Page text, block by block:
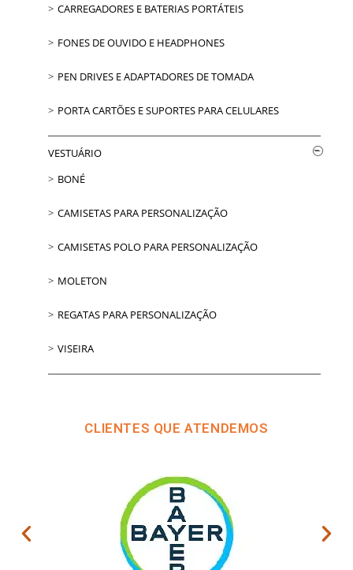
CARREGADORES E BATERIAS PORTÁTEIS
FONES DE OUVIDO E HEADPHONES
PEN DRIVES E ADAPTADORES DE TOMADA
PORTA CARTÕES E SUPORTES PARA CELULARES
VESTUÁRIO
BONÉ
CAMISETAS PARA PERSONALIZAÇÃO
CAMISETAS POLO PARA PERSONALIZAÇÃO
MOLETON
REGATAS PARA PERSONALIZAÇÃO
VISEIRA
CLIENTES QUE ATENDEMOS